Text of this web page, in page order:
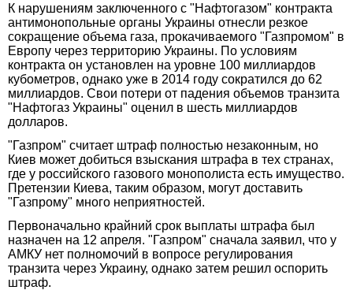
К нарушениям заключенного с "Нафтогазом" контракта
антимонопольные органы Украины отнесли резкое
сокращение объема газа, прокачиваемого "Газпромом" в
Европу через территорию Украины. По условиям
контракта он установлен на уровне 100 миллиардов
кубометров, однако уже в 2014 году сократился до 62
миллиардов. Свои потери от падения объемов транзита
"Нафтогаз Украины" оценил в шесть миллиардов
долларов.
"Газпром" считает штраф полностью незаконным, но
Киев может добиться взыскания штрафа в тех странах,
где у российского газового монополиста есть имущество.
Претензии Киева, таким образом, могут доставить
"Газпрому" много неприятностей.
Первоначально крайний срок выплаты штрафа был
назначен на 12 апреля. "Газпром" сначала заявил, что у
АМКУ нет полномочий в вопросе регулирования
транзита через Украину, однако затем решил оспорить
штраф.